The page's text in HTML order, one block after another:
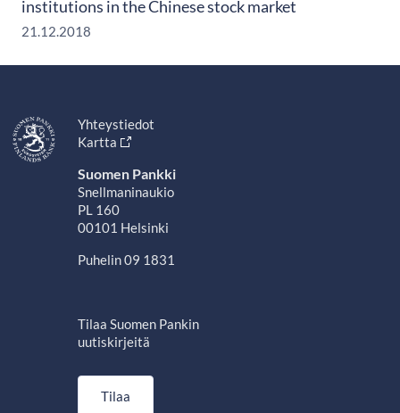
institutions in the Chinese stock market
21.12.2018
Yhteystiedot
Kartta
Suomen Pankki
Snellmaninaukio
PL 160
00101 Helsinki
Puhelin 09 1831
Tilaa Suomen Pankin
uutiskirjeitä
Tilaa